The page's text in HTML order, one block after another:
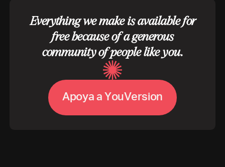
Everything we make is available for
free because of a generous
community of people like you.
ApoyaaYouVersion